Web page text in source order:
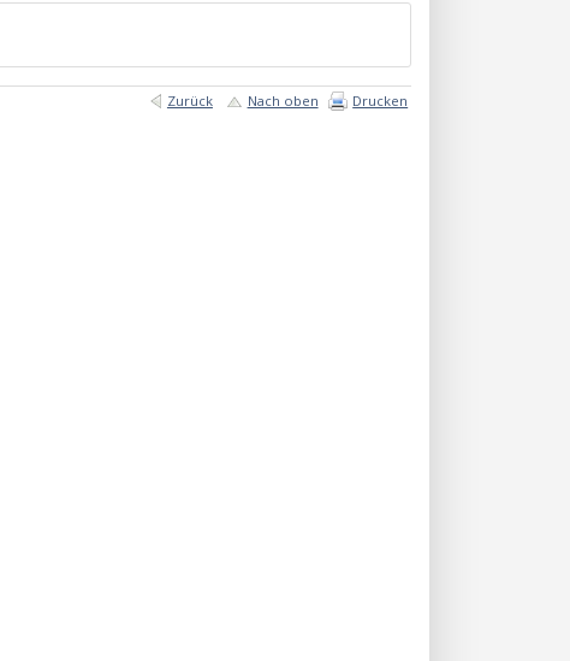
Zurück Nach oben Drucken